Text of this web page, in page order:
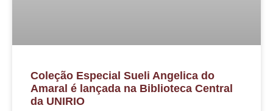
Coleção Especial Sueli Angelica do
Amaral é lançada na Biblioteca Central
da UNIRIO